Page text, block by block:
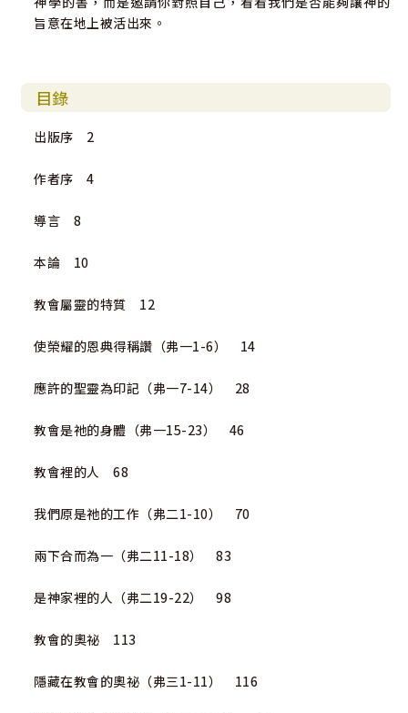
旨意在地上被活出來。
目錄
出版序 2
作者序 4
導言 8
本論 10
教會屬靈的特質 12
使榮耀的恩典得稱讚（弗一1-6） 14
應許的聖靈為印記（弗一7-14） 28
教會是祂的身體（弗一15-23） 46
教會裡的人 68
我們原是祂的工作（弗二1-10） 70
兩下合而為一（弗二11-18） 83
是神家裡的人（弗二19-22） 98
教會的奧祕 113
隱藏在教會的奧祕（弗三1-11） 116